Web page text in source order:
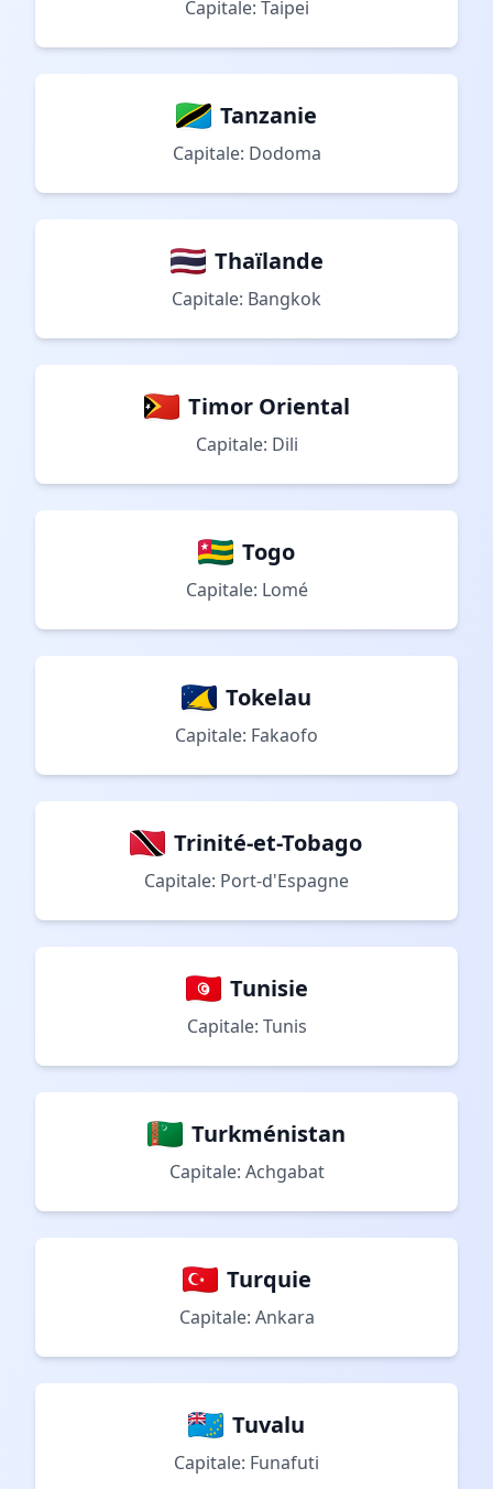
Capitale: Taipei
Tanzanie
Capitale: Dodoma
Thaïlande
Capitale: Bangkok
Timor Oriental
Capitale: Dili
Togo
Capitale: Lomé
Tokelau
Capitale: Fakaofo
Trinité-et-Tobago
Capitale: Port-d'Espagne
Tunisie
Capitale: Tunis
Turkménistan
Capitale: Achgabat
Turquie
Capitale: Ankara
Tuvalu
Capitale: Funafuti